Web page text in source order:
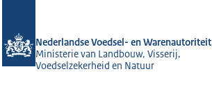
Nederlandse Voedsel- en Warenautoriteit
Ministerie van Landbouw, Visserij,
Voedselzekerheid en Natuur